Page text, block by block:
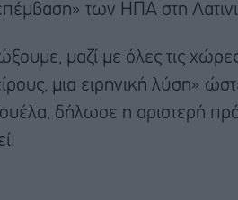
των ΗΠΑ στη
μαζί με όλες τις
μια ειρηνική λύση»
δήλωσε η αριστερή